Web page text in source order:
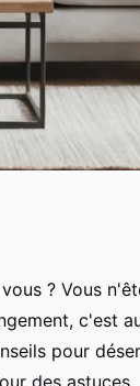
? Vous
c'est
pour
des astuces